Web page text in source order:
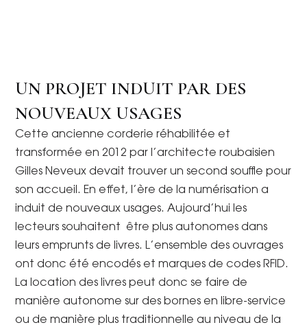
UN PROJET INDUIT PAR DES
NOUVEAUX USAGES
Cette ancienne corderie réhabilitée et
transformée en 2012 par l’architecte roubaisien
Gilles Neveux devait trouver un second souffle pour
son accueil. En effet, l’ère de la numérisation a
induit de nouveaux usages. Aujourd’hui les
lecteurs souhaitent être plus autonomes dans
leurs emprunts de livres. L’ensemble des ouvrages
ont donc été encodés et marques de codes RFID.
La location des livres peut donc se faire de
manière autonome sur des bornes en libre-service
ou de manière plus traditionnelle au niveau de la